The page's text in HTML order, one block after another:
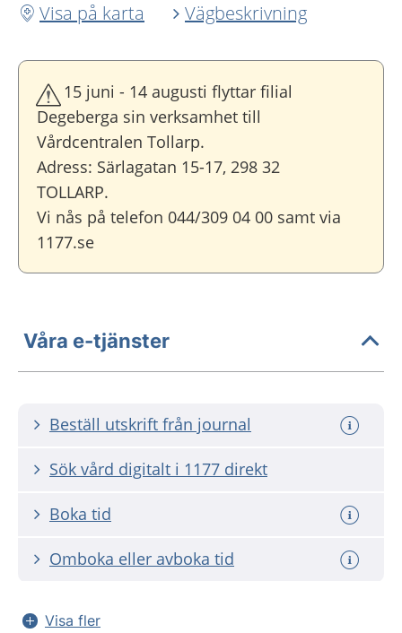
Visa på karta
Vägbeskrivning
15 juni - 14 augusti flyttar filial
Degeberga sin verksamhet till
Vårdcentralen Tollarp.
Adress: Särlagatan 15-17, 298 32
TOLLARP.
Vi nås på telefon 044/309 04 00 samt via
1177.se
Våra e-tjänster
Beställ utskrift från journal
Sök vård digitalt i 1177 direkt
Boka tid
Omboka eller avboka tid
Visa fler